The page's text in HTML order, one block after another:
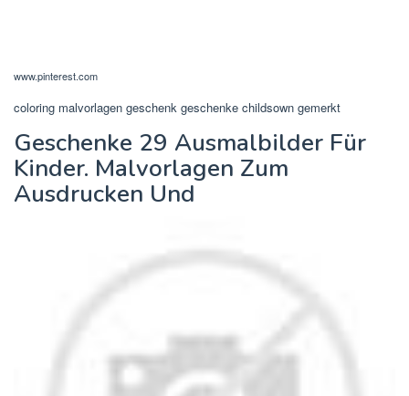
www.pinterest.com
coloring malvorlagen geschenk geschenke childsown gemerkt
Geschenke 29 Ausmalbilder Für
Kinder. Malvorlagen Zum
Ausdrucken Und